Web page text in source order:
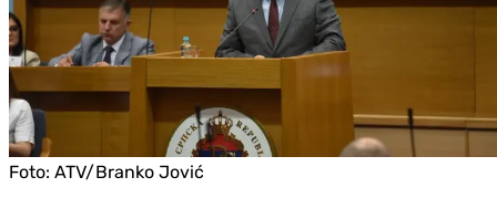
Foto: ATV/Branko Jović